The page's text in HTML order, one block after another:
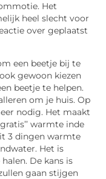
Het
heel slecht voor
over geplaatst
een beetje bij te
gewoon kiezen
beetje te helpen.
om je huis. Op
nodig. Het maakt
warmte inde
3 dingen warmte
Het is
De kans is
gaan stijgen